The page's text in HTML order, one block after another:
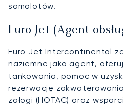
samolotów.
Euro Jet (Agent
Euro Jet Intercontinental
naziemne jako agent,
tankowania, pomoc w
rezerwację
załogi (HOTAC) oraz